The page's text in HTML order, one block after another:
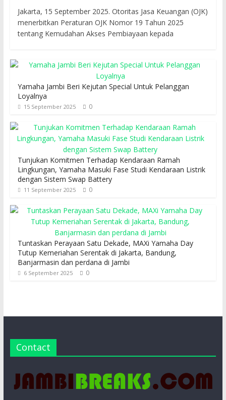
Jakarta, 15 September 2025. Otoritas Jasa Keuangan (OJK)
menerbitkan Peraturan OJK Nomor 19 Tahun 2025
tentang Kemudahan Akses Pembiayaan kepada
Yamaha Jambi Beri Kejutan Special Untuk Pelanggan
Loyalnya
15 September 2025 0
Tunjukan Komitmen Terhadap Kendaraan Ramah
Lingkungan, Yamaha Masuki Fase Studi Kendaraan Listrik
dengan Sistem Swap Battery
11 September 2025 0
Tuntaskan Perayaan Satu Dekade, MAXi Yamaha Day
Tutup Kemeriahan Serentak di Jakarta, Bandung,
Banjarmasin dan perdana di Jambi
6 September 2025 0
Contact